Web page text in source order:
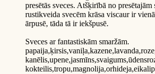
presētās sveces. Atšķirībā no presētajām
rustikveida svecēm krāsa viscaur ir
ārpusē, tāda tā ir iekšpusē.
Sveces ar fantastiskām smaržām.